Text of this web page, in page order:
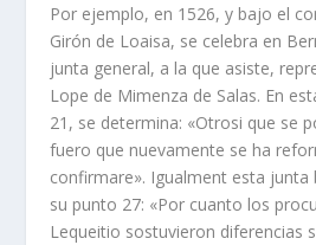
Por ejemplo, en 1526, y bajo el
Girón de Loaisa, se celebra en
junta general, a la que asiste,
Lope de Mimenza de Salas. En
21, se determina: «Otrosi que se
fuero que nuevamente se ha
confirmare». Igualment esta
su punto 27: «Por cuanto los
Lequeitio sostuvieron diferencias